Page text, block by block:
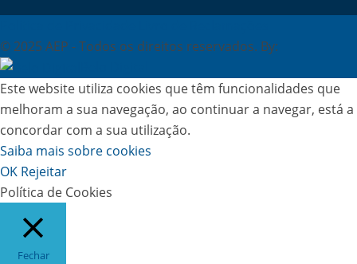
© 2025 AEP - Todos os direitos reservados. By:
Este website utiliza cookies que têm funcionalidades que
melhoram a sua navegação, ao continuar a navegar, está a
concordar com a sua utilização.
Saiba mais sobre cookies
OK Rejeitar
Política de Cookies
Fechar